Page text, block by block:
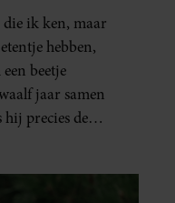
die ik ken, maar
hebben,
beetje
jaar samen
precies de
onder de